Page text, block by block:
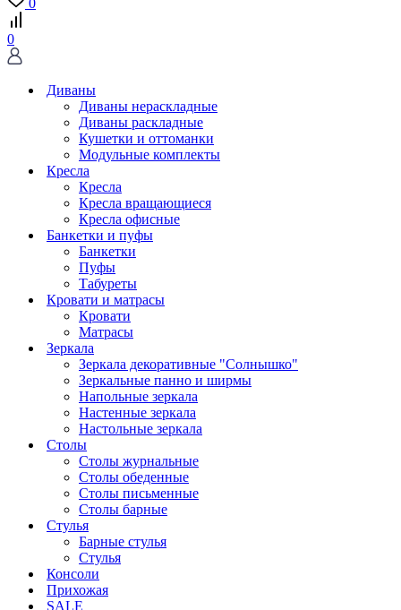
0
Диваны
Диваны нераскладные
Диваны раскладные
Кушетки и оттоманки
Модульные комплекты
Кресла
Кресла
Кресла вращающиеся
Кресла офисные
Банкетки и пуфы
Банкетки
Пуфы
Табуреты
Кровати и матрасы
Кровати
Матрасы
Зеркала
Зеркала декоративные "Солнышко"
Зеркальные панно и ширмы
Напольные зеркала
Настенные зеркала
Настольные зеркала
Столы
Столы журнальные
Столы обеденные
Столы письменные
Столы барные
Стулья
Барные стулья
Стулья
Консоли
Прихожая
SALE